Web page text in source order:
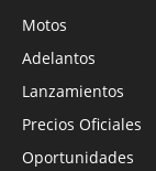
Motos
Adelantos
Lanzamientos
Precios Oficiales
Oportunidades